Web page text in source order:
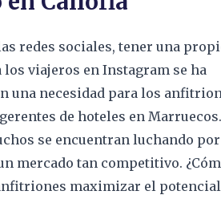
redes sociales, tener una
los viajeros en Instagram se ha
una necesidad para los
de hoteles en
se encuentran luchando por
mercado tan competitivo.
maximizar el